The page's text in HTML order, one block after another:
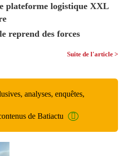
plateforme logistique XXL
reprend des forces
Suite de l'article >
analyses, enquêtes,
de Batiactu